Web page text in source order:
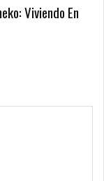
Viviendo En